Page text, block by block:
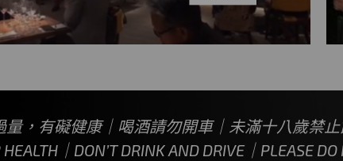
量，有礙健康｜喝酒請勿開車｜未滿十八歲禁
｜DON’T DRINK AND DRIVE｜PLEASE